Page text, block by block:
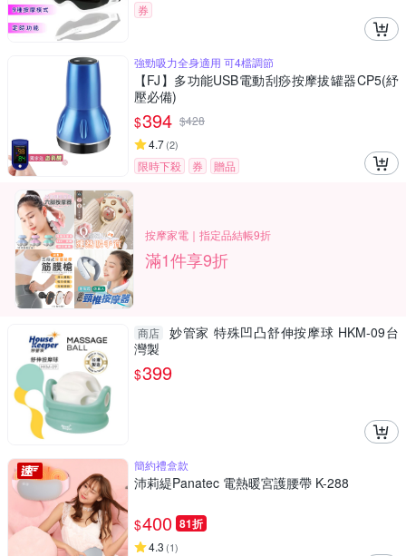
券
強勁吸力全身適用 可4檔調節
【FJ】多功能USB電動刮痧按摩拔罐器CP5(紓
壓必備)
$394 $428
4.7(2)
限時下殺 券 贈品
按摩家電｜指定品結帳9折
滿1件享9折
商店
妙管家 特殊凹凸舒伸按摩球 HKM-09台
灣製
$399
簡約禮盒款
沛莉緹Panatec 電熱暖宮護腰帶 K-288
$400 81折
4.3 (1)